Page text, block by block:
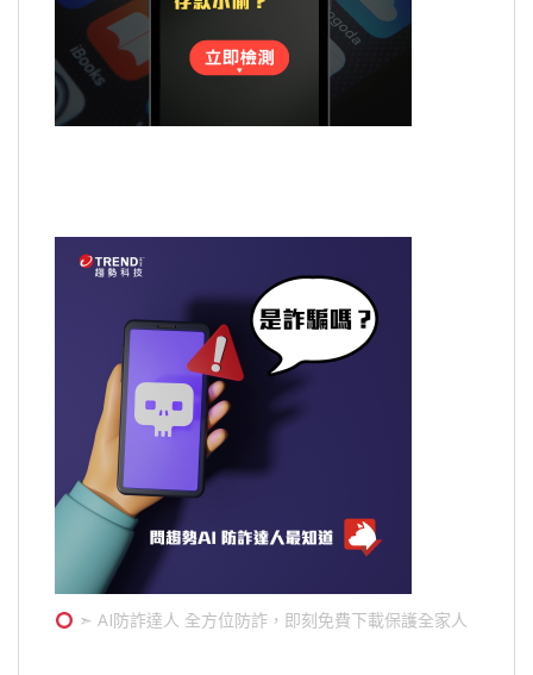
➣ AI防詐達人 全方位防詐，即刻免費下載保護全家人